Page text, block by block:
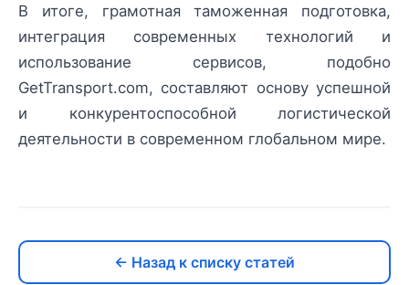
В итоге, грамотная таможенная подготовка,
интеграция современных технологий и
использование сервисов, подобно
GetTransport.com, составляют основу успешной
и конкурентоспособной логистической
деятельности в современном глобальном мире.
← Назад к списку статей